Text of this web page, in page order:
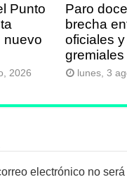
Punto
nuevo
2026
Paro
brecha
oficiales
gremiales
lunes, 3
electrónico no